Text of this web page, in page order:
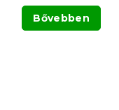
Bővebben